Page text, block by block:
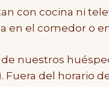
con cocina ni
en el comedor o
nuestros
Fuera del horario